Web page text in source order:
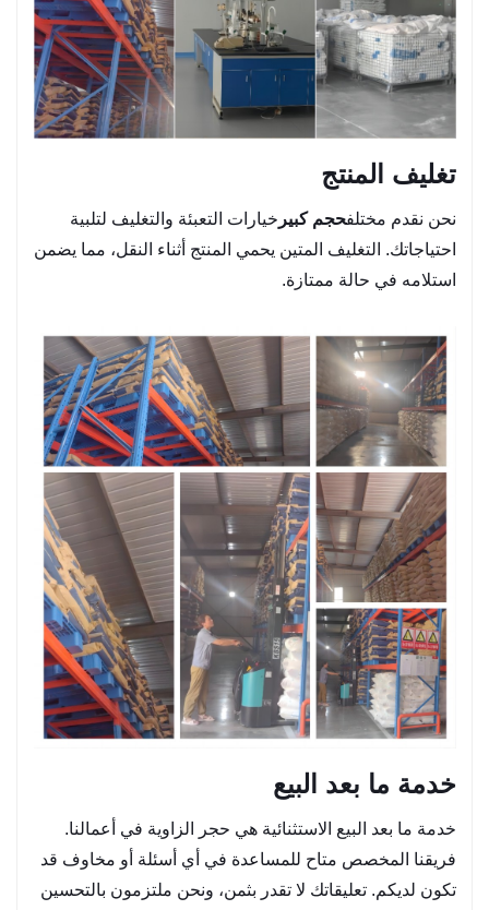
تغليف المنتج
نحن نقدم مختلفحجم كبير خيارات التعبئة والتغليف لتلبية
احتياجاتك. التغليف المتين يحمي المنتج أثناء النقل، مما يضمن
استلامه في حالة ممتازة.
خدمة ما بعد البيع
خدمة ما بعد البيع الاستثنائية هي حجر الزاوية في أعمالنا.
فريقنا المخصص متاح للمساعدة في أي أسئلة أو مخاوف قد
تكون لديكم. تعليقاتك لا تقدر بثمن، ونحن ملتزمون بالتحسين